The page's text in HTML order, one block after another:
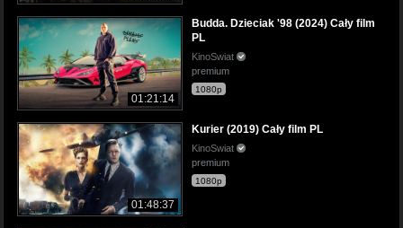
01:21:14
Budda. Dzieciak '98 (2024) Cały film
PL
KinoSwiat
premium
1080p
01:48:37
Kurier (2019) Cały film PL
KinoSwiat
premium
1080p